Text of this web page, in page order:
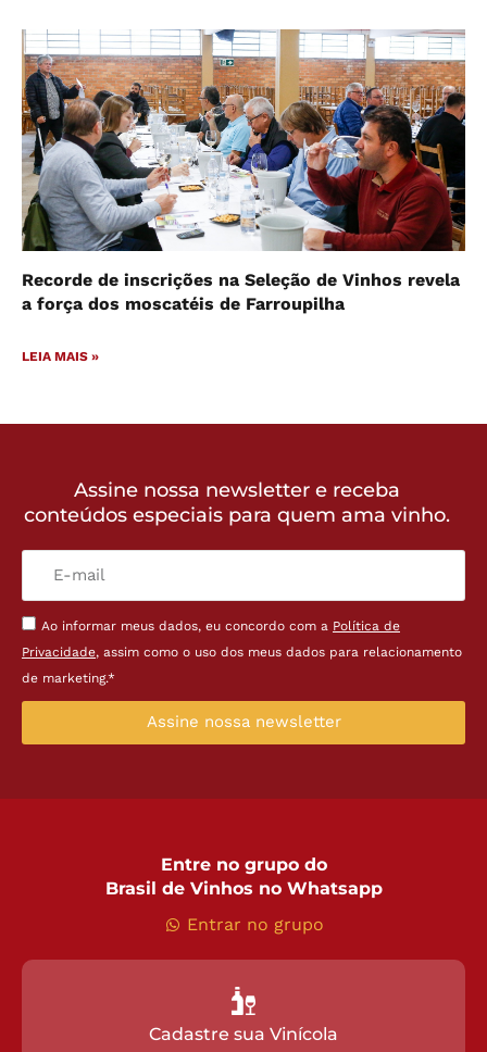
Recorde de inscrições na Seleção de Vinhos revela
a força dos moscatéis de Farroupilha
LEIA MAIS »
Assine nossa newsletter e receba
conteúdos especiais para quem ama vinho.
Ao informar meus dados, eu concordo com a Política de
Privacidade, assim como o uso dos meus dados para relacionamento
de marketing.*
Assine nossa newsletter
Entre no grupo do
Brasil de Vinhos no Whatsapp
Entrar no grupo
Cadastre sua Vinícola